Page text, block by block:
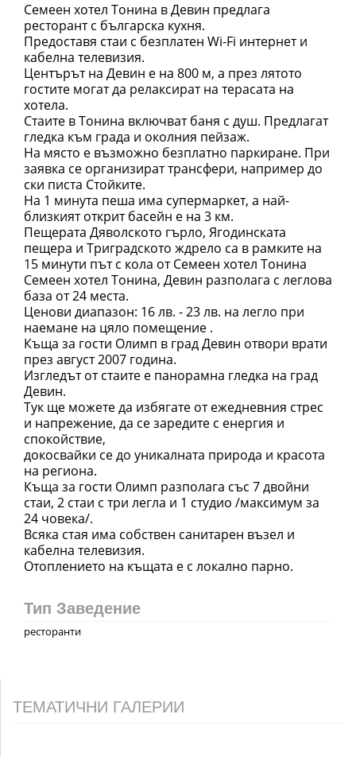
Семеен хотел Тонина в Девин предлага
ресторант с българска кухня.
Предоставя стаи с безплатен Wi-Fi интернет и
кабелна телевизия.
Центърът на Девин е на 800 м, а през лятото
гостите могат да релаксират на терасата на
хотела.
Стаите в Тонина включват баня с душ. Предлагат
гледка към града и околния пейзаж.
На място е възможно безплатно паркиране. При
заявка се организират трансфери, например до
ски писта Стойките.
На 1 минута пеша има супермаркет, а най-
близкият открит басейн е на 3 км.
Пещерата Дяволското гърло, Ягодинската
пещера и Триградското ждрело са в рамките на
15 минути път с кола от Семеен хотел Тонина
Семеен хотел Тонина, Девин разполага с леглова
база от 24 места.
Ценови диапазон: 16 лв. - 23 лв. на легло при
наемане на цяло помещение .
Къща за гости Олимп в град Девин отвори врати
през август 2007 година.
Изгледът от стаите е панорамна гледка на град
Девин.
Тук ще можете да избягате от ежедневния стрес
и напрежение, да се заредите с енергия и
спокойствие,
докосвайки се до уникалната природа и красота
на региона.
Къща за гости Олимп разполага със 7 двойни
стаи, 2 стаи с три легла и 1 студио /максимум за
24 човека/.
Всяка стая има собствен санитарен възел и
кабелна телевизия.
Отоплението на къщата е с локално парно.
Тип Заведение
ресторанти
ТЕМАТИЧНИ ГАЛЕРИИ